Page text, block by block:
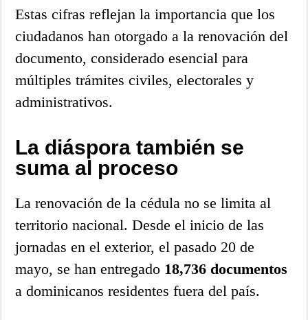
Estas cifras reflejan la importancia que los
ciudadanos han otorgado a la renovación del
documento, considerado esencial para
múltiples trámites civiles, electorales y
administrativos.
La diáspora también se
suma al proceso
La renovación de la cédula no se limita al
territorio nacional. Desde el inicio de las
jornadas en el exterior, el pasado 20 de
mayo, se han entregado 18,736 documentos
a dominicanos residentes fuera del país.